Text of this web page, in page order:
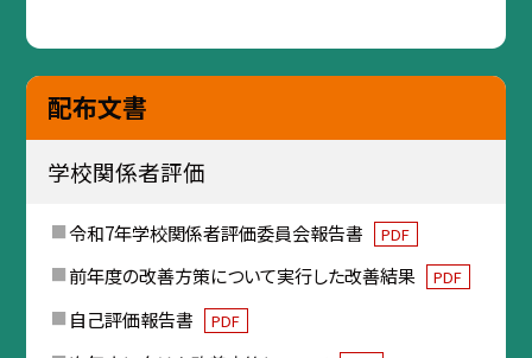
配布文書
学校関係者評価
令和7年学校関係者評価委員会報告書 PDF
前年度の改善方策について実行した改善結果 PDF
自己評価報告書 PDF